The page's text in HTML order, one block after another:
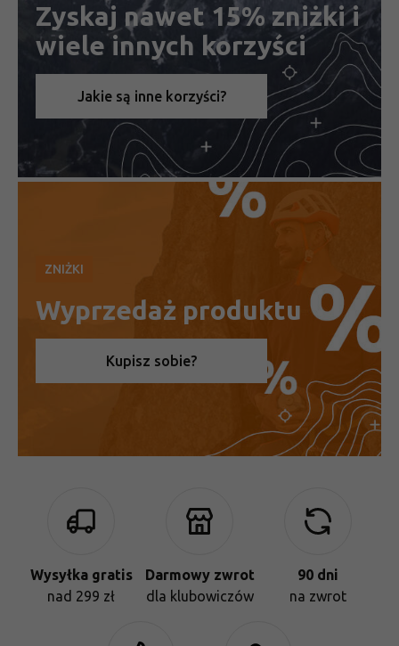
Zyskaj nawet 15% zniżki i
wiele innych korzyści
Jakie są inne korzyści?
ZNIŻKI
Wyprzedaż produktu
Kupisz sobie?
Wysyłka gratis
nad 299 zł
Darmowy zwrot
dla klubowiczów
90 dni
na zwrot